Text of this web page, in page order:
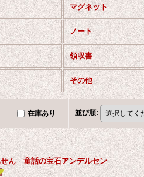
マグネット
ノート
領収書
その他
在庫あり 並び順:
せん 童話の宝石アンデルセン